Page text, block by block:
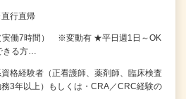
行直帰
実働7時間） ※変動有 ★平日週1日～OK
きる方…
資格経験者（正看護師、薬剤師、臨床検査
3年以上）もしくは・CRA／CRC経験の